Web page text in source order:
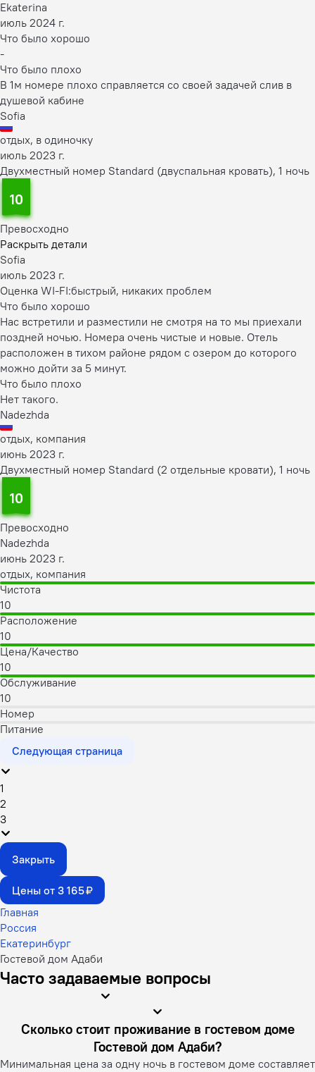
Ekaterina
июль 2024 г.
Что было хорошо
-
Что было плохо
В 1м номере плохо справляется со своей задачей слив в
душевой кабине
Sofia
отдых, в одиночку
июль 2023 г.
Двухместный номер Standard (двуспальная кровать), 1 ночь
10
Превосходно
Раскрыть детали
Sofia
июль 2023 г.
Оценка WI-FI:быстрый, никаких проблем
Что было хорошо
Нас встретили и разместили не смотря на то мы приехали
поздней ночью. Номера очень чистые и новые. Отель
расположен в тихом районе рядом с озером до которого
можно дойти за 5 минут.
Что было плохо
Нет такого.
Nadezhda
отдых, компания
июнь 2023 г.
Двухместный номер Standard (2 отдельные кровати), 1 ночь
10
Превосходно
Nadezhda
июнь 2023 г.
отдых, компания
Чистота
10
Расположение
10
Цена/Качество
10
Обслуживание
10
Номер
Питание
Следующая страница
1
2
3
Закрыть
Цены от 3 165 ₽
Главная
Россия
Екатеринбург
Гостевой дом Адаби
Часто задаваемые вопросы
Сколько стоит проживание в гостевом доме
Гостевой дом Адаби?
Минимальная цена за одну ночь в гостевом доме составляет